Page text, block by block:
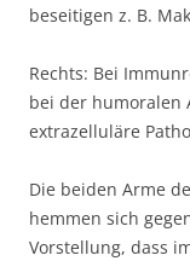
beseitigen z. B.
Rechts: Bei
bei der humoralen
extrazelluläre
Die beiden Arme
hemmen sich
Vorstellung, dass